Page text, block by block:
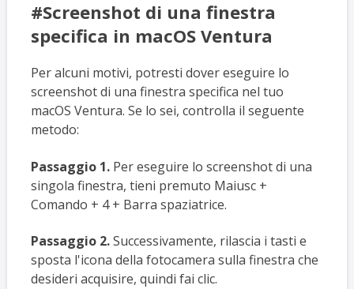
#Screenshot di una finestra
specifica in macOS Ventura
Per alcuni motivi, potresti dover eseguire lo
screenshot di una finestra specifica nel tuo
macOS Ventura. Se lo sei, controlla il seguente
metodo:
Passaggio 1.Per eseguire lo screenshot di una
singola finestra, tieni premuto Maiusc +
Comando + 4 + Barra spaziatrice.
Passaggio 2.Successivamente, rilascia i tasti e
sposta l'icona della fotocamera sulla finestra che
desideri acquisire, quindi fai clic.